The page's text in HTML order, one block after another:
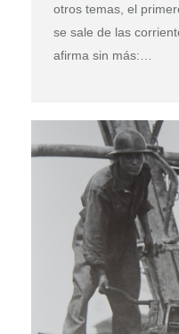
otros temas, el
se sale de las
afirma sin más:…